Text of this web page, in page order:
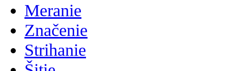
Meranie
Značenie
Strihanie